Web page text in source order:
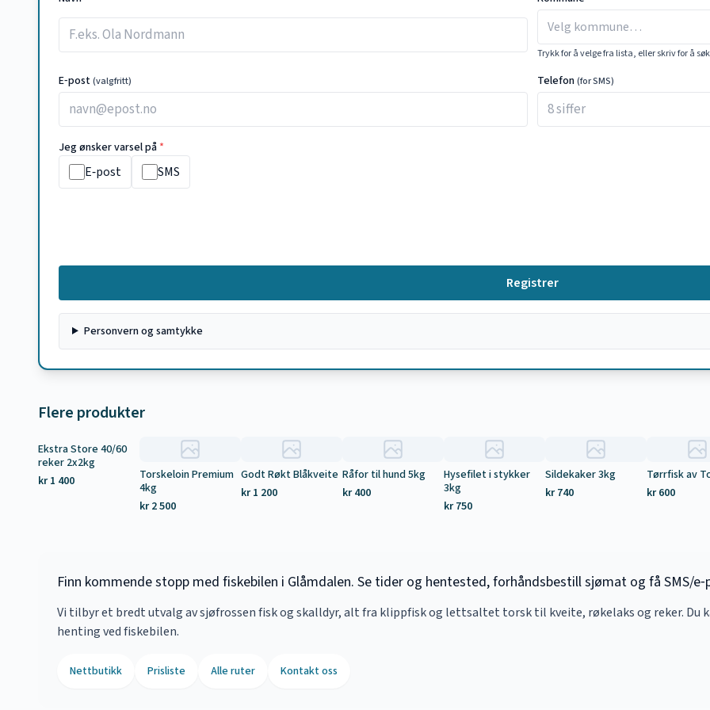
Trykk for å velge fra lista, eller skriv for å
E‑post (valgfritt) Telefon(for SMS)
Jeg ønsker varsel på *
E‑post SMS
Registrer
Personvern og samtykke
Flere produkter
Tilbud
Ekstra Store 40/60
reker 2x2kg
kr 1 400
Torskeloin Premium
4kg
kr 2 500
Godt Røkt Blåkveite
kr 1 200
Råfor til hund 5kg
kr 400
Hysefilet i stykker
3kg
kr 750
Sildekaker 3kg
kr 740
Tørrfisk av
kr 600
Finn kommende stopp med fiskebilen i Glåmdalen. Se tider og hentested, forhåndsbestill sjømat og få SMS/
Vi tilbyr et bredt utvalg av sjøfrossen fisk og skalldyr, alt fra klippfisk og lettsaltet torsk til kveite, røkelaks og reker. Du
henting ved fiskebilen.
Nettbutikk Prisliste Alle ruter Kontakt oss